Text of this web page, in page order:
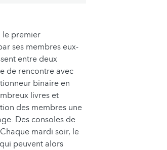
le premier
ses membres eux-
entre deux
de rencontre avec
binaire en
livres et
des membres une
Des consoles de
mardi soir, le
peuvent alors